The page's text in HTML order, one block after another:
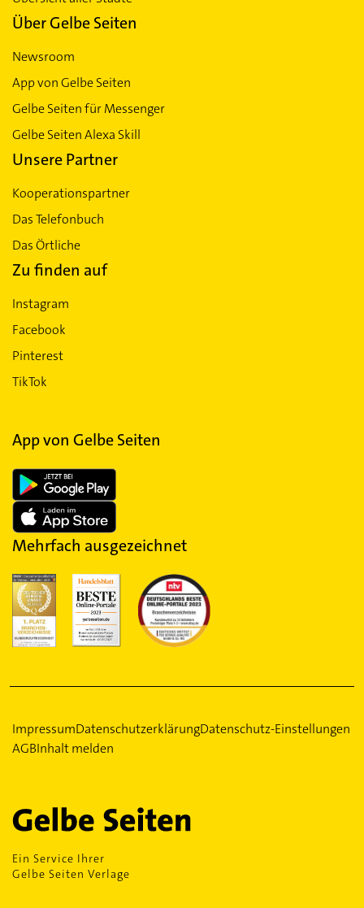
Über Gelbe Seiten
Newsroom
App von Gelbe Seiten
Gelbe Seiten für Messenger
Gelbe Seiten Alexa Skill
Unsere Partner
Kooperationspartner
Das Telefonbuch
Das Örtliche
Zu finden auf
Instagram
Facebook
Pinterest
TikTok
App von Gelbe Seiten
Mehrfach ausgezeichnet
ImpressumDatenschutzerklärungDatenschutz-Einstellungen
AGBInhalt melden
Ein Service Ihrer
Gelbe Seiten Verlage